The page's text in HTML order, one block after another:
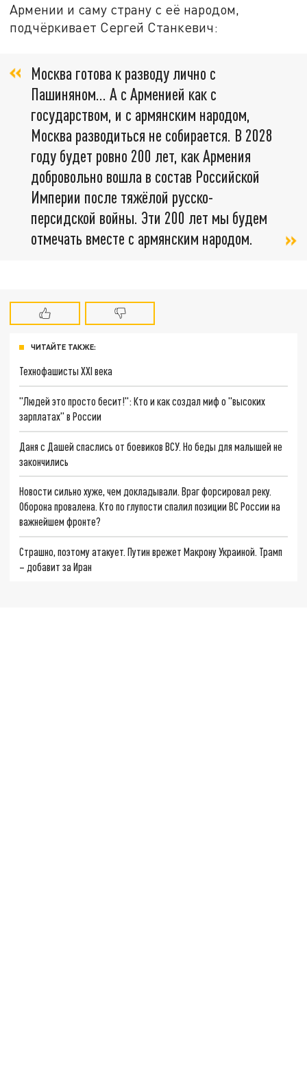
Армении и саму страну с её народом,
подчёркивает Сергей Станкевич:
Москва готова к разводу лично с
Пашиняном... А с Арменией как с
государством, и с армянским народом,
Москва разводиться не собирается. В 2028
году будет ровно 200 лет, как Армения
добровольно вошла в состав Российской
Империи после тяжёлой русско-
персидской войны. Эти 200 лет мы будем
отмечать вместе с армянским народом.
ЧИТАЙТЕ ТАКЖЕ:
Технофашисты XXI века
"Людей это просто бесит!": Кто и как создал миф о "высоких
зарплатах" в России
Даня с Дашей спаслись от боевиков ВСУ. Но беды для малышей не
закончились
Новости сильно хуже, чем докладывали. Враг форсировал реку.
Оборона провалена. Кто по глупости спалил позиции ВС России на
важнейшем фронте?
Страшно, поэтому атакует. Путин врежет Макрону Украиной. Трамп
– добавит за Иран